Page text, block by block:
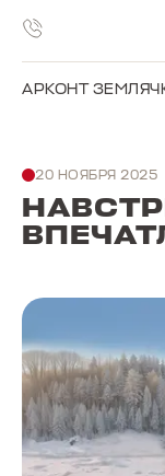
АРКОНТ
20 НОЯБРЯ 2025